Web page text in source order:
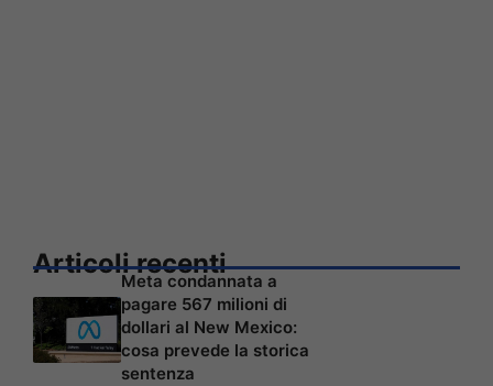
Articoli recenti
Meta condannata a
pagare 567 milioni di
dollari al New Mexico:
cosa prevede la storica
sentenza